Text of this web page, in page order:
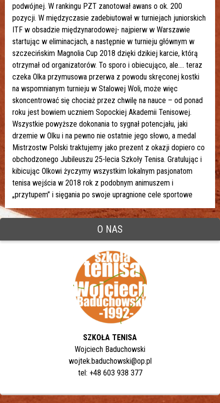
podwójnej. W rankingu PZT zanotował awans o ok. 200
pozycji. W międzyczasie zadebiutował w turniejach juniorskich
ITF w obsadzie międzynarodowej- najpierw w Warszawie
startując w eliminacjach, a następnie w turnieju głównym w
szczecińskim Magnolia Cup 2018 dzięki dzikiej karcie, którą
otrzymał od organizatorów. To sporo i obiecująco, ale…. teraz
czeka Olka przymusowa przerwa z powodu skręconej kostki
na wspomnianym turnieju w Stalowej Woli, może więc
skoncentrować się chociaż przez chwilę na nauce – od ponad
roku jest bowiem uczniem Sopockiej Akademii Tenisowej.
Wszystkie powyższe dokonania to sygnał potencjału, jaki
drzemie w Olku i na pewno nie ostatnie jego słowo, a medal
Mistrzostw Polski traktujemy jako prezent z okazji dopiero co
obchodzonego Jubileuszu 25-lecia Szkoły Tenisa. Gratulując i
kibicując Olkowi życzymy wszystkim lokalnym pasjonatom
tenisa wejścia w 2018 rok z podobnym animuszem i
„przytupem” i sięgania po swoje upragnione cele sportowe
O NAS
SZKOŁA TENISA
Wojciech Baduchowski
wojtek.baduchowski@op.pl
tel: +48 603 938 377